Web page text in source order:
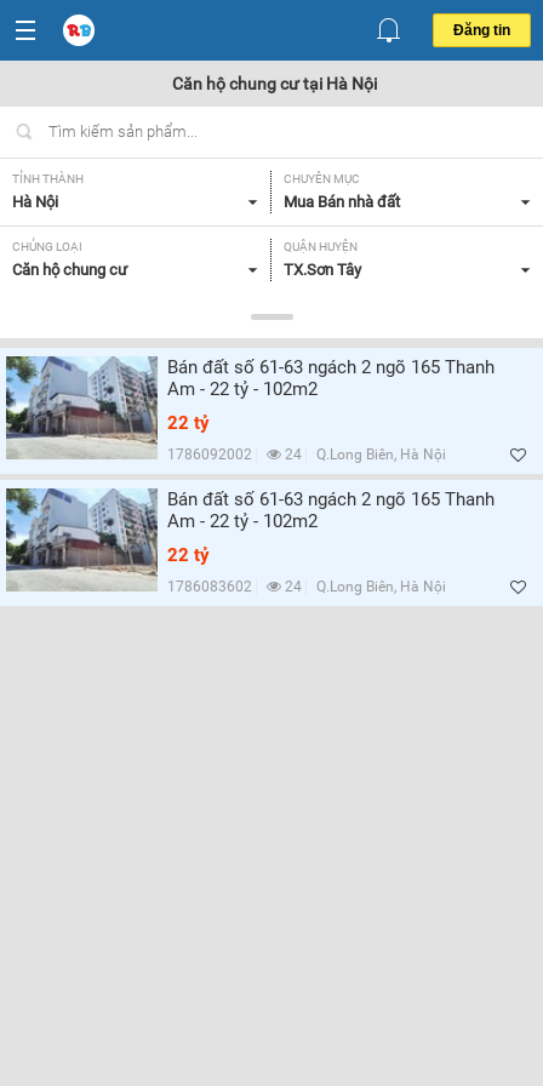
Đăng tin
Căn hộ chung cư tại Hà Nội
TỈNH THÀNH
Hà Nội
CHUYÊN MỤC
Mua Bán nhà đất
CHỦNG LOẠI
Căn hộ chung cư
QUẬN HUYỆN
TX.Sơn Tây
Tất cả
MỨC GIÁ
Tất cả
SỐ PHÒNG NGỦ
Tất cả
CĂN GÓC/ CĂN THƯỜNG
HƯỚNG CỬA CHÍNH
Đông Bắc,
HƯỚNG BAN CÔNG
Tất cả
GIẤY TỜ PHÁP LÝ
Tất cả
Lọc
Bán đất số 61-63 ngách 2 ngõ 165 Thanh
Am - 22 tỷ - 102m2
22 tỷ
1786092002 24 Q.Long Biên, Hà Nội
Bán đất số 61-63 ngách 2 ngõ 165 Thanh
Am - 22 tỷ - 102m2
22 tỷ
1786083602 24 Q.Long Biên, Hà Nội